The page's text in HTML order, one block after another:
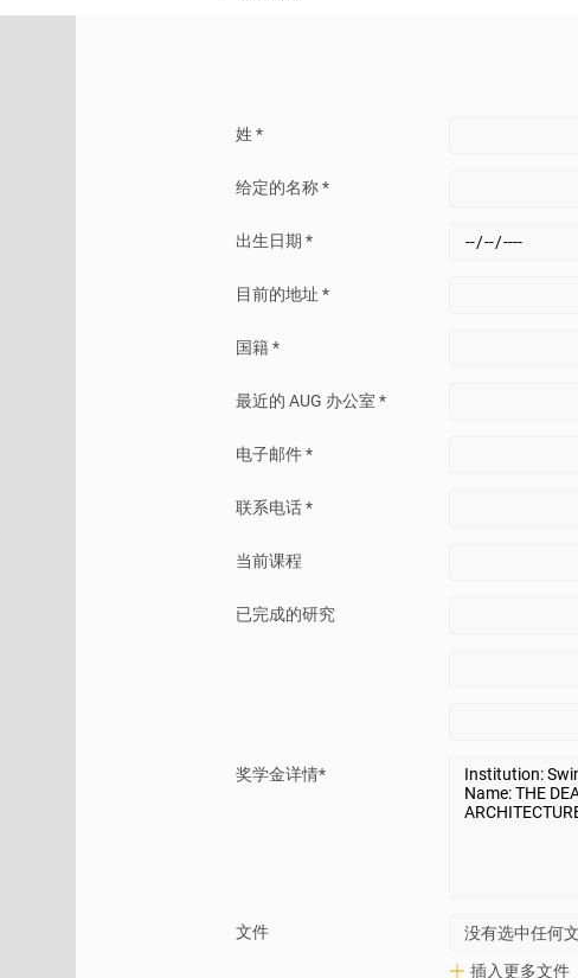
一些大学为国际学生提供奖学金；然而，与国内学生
全额和部分奖学金提供什么？
覆盖范围或奖学金项目各不相同。奖学金可能会为您
包括生活费。有些奖项还涵盖出国留学项目的费用。
我如何申请奖学金？
在大多数情况下，大学通过检查学生的背景和学术历
这取决于奖学金的条款。有些奖学金有严格的截止日
姓 *
给定的名称 *
出生日期 *
目前的地址 *
国籍 *
最近的 AUG 办公室 *
电子邮件 *
联系电话 *
当前课程
已完成的研究
奖学金详情*
文件
没有选中任何
插入更多文件